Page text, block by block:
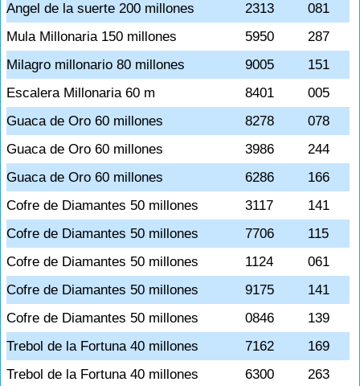
Angel de la suerte 200 millones
2313
081
Mula Millonaria 150 millones
5950
287
Milagro millonario 80 millones
9005
151
Escalera Millonaria 60 m
8401
005
Guaca de Oro 60 millones
8278
078
Guaca de Oro 60 millones
3986
244
Guaca de Oro 60 millones
6286
166
Cofre de Diamantes 50 millones
3117
141
Cofre de Diamantes 50 millones
7706
115
Cofre de Diamantes 50 millones
1124
061
Cofre de Diamantes 50 millones
9175
141
Cofre de Diamantes 50 millones
0846
139
Trebol de la Fortuna 40 millones
7162
169
Trebol de la Fortuna 40 millones
6300
263